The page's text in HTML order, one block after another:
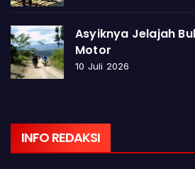
Asyiknya Jelajah
Motor
10 Juli 2026
INFO REDAKSI